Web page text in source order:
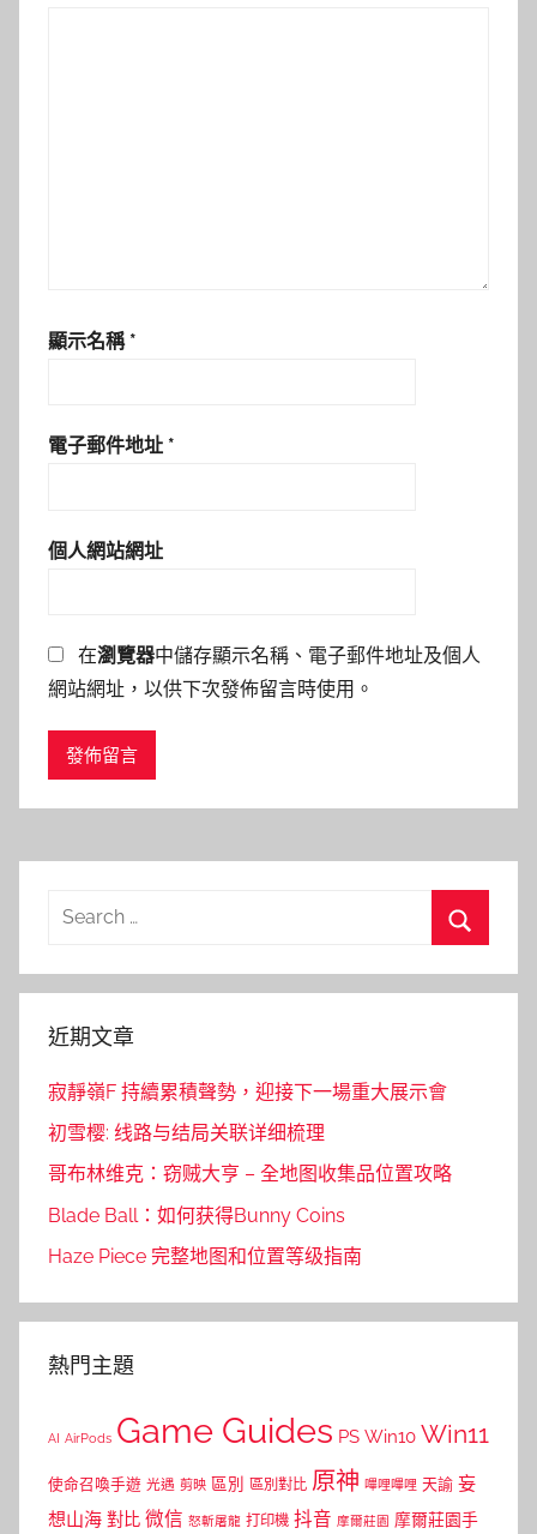
顯示名稱 *
電子郵件地址 *
個人網站網址
在瀏覽器中儲存顯示名稱、電子郵件地址及個人
網站網址，以供下次發佈留言時使用。
Search
近期文章
寂靜嶺F 持續累積聲勢，迎接下一場重大展示會
初雪樱: 线路与结局关联详细梳理
哥布林维克：窃贼大亨 – 全地图收集品位置攻略
Blade Ball：如何获得Bunny Coins
Haze Piece 完整地图和位置等级指南
熱門主題
AI AirPods Game Guides PS Win10 Win11
使命召喚手遊 光遇 剪映 區別 區別對比 原神 嗶哩嗶哩 天諭 妄
想山海 對比 微信 怒斬屠龍 打印機 抖音 摩爾莊園 摩爾莊園手